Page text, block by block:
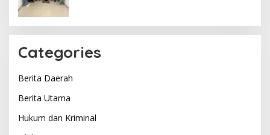
Categories
Berita Daerah
Berita Utama
Hukum dan Kriminal